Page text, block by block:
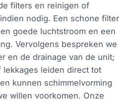
filters en reinigen of
nodig. Een schone filter
goede luchtstroom en een
Vervolgens bespreken we
en de drainage van de unit;
leiden direct tot
kunnen schimmelvorming
willen voorkomen. Onze